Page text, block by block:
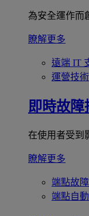
為安全運作而
瞭解更多
遠端 IT
運營技術
即時故障
在使用者受到
瞭解更多
端點故
端點自